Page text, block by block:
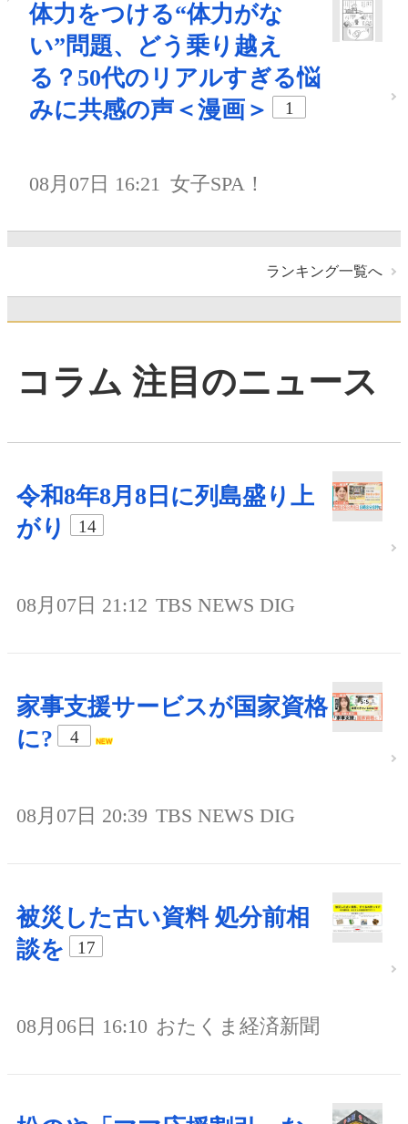
体力をつける“体力がな
い”問題、どう乗り越え
る？50代のリアルすぎる悩
みに共感の声＜漫画＞
1
08月07日 16:21 女子SPA！
ランキング一覧へ
コラム 注目のニュース
令和8年8月8日に列島盛り上
がり
14
08月07日 21:12 TBS NEWS DIG
家事支援サービスが国家資格
に?
4
08月07日 20:39 TBS NEWS DIG
被災した古い資料 処分前相
談を
17
08月06日 16:10 おたくま経済新聞